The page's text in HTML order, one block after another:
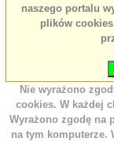
naszego portalu
plików
Nie wyrażono
cookies. W każdej
Wyrażono zgodę na
na tym komputerze.